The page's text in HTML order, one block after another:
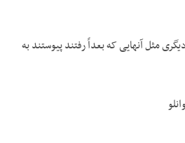
مثل آنهایی که بعداً رفتند پیوستند به